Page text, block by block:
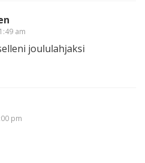
am
joululahjaksi
pm